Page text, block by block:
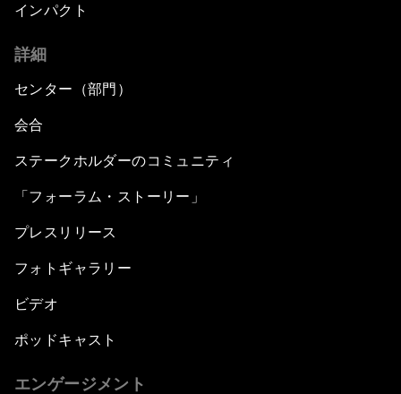
インパクト
詳細
センター（部門）
会合
ステークホルダーのコミュニティ
「フォーラム・ストーリー」
プレスリリース
フォトギャラリー
ビデオ
ポッドキャスト
エンゲージメント